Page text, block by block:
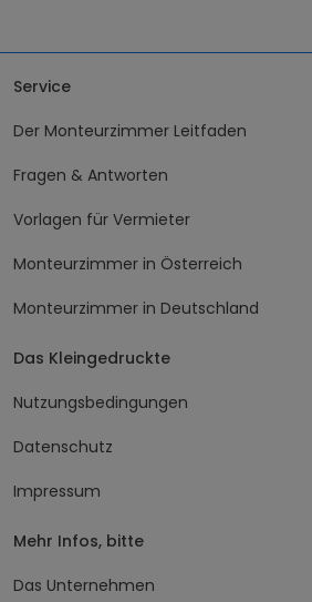
Service
Der Monteurzimmer Leitfaden
Fragen & Antworten
Vorlagen für Vermieter
Monteurzimmer in Österreich
Monteurzimmer in Deutschland
Das Kleingedruckte
Nutzungsbedingungen
Datenschutz
Impressum
Mehr Infos, bitte
Das Unternehmen